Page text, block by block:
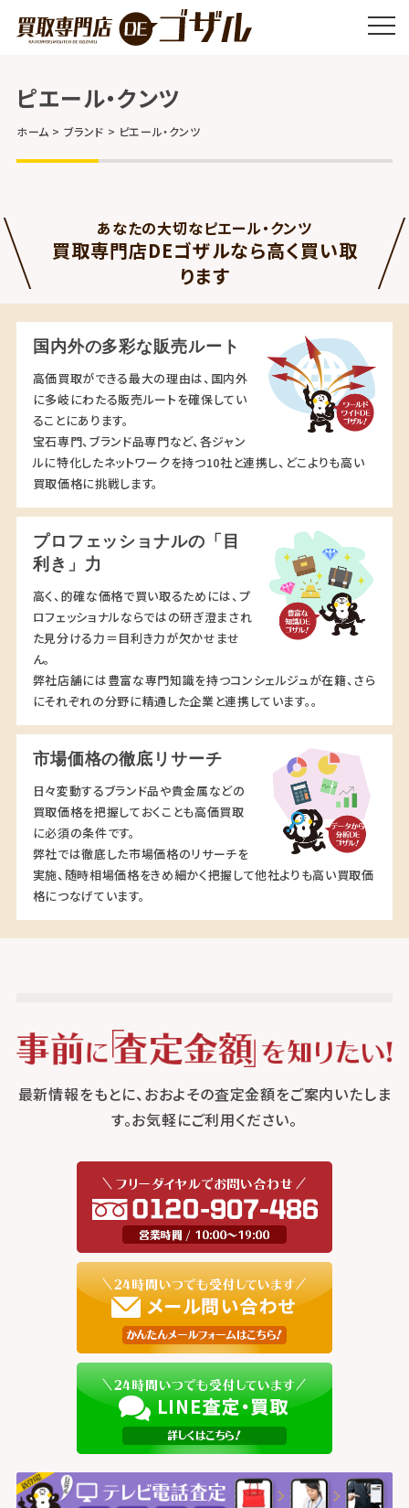
ピエール・クンツ
ホーム ブランド ピエール・クンツ
あなたの大切なピエール・クンツ
買取専門店DEゴザルなら高く買い取
ります
国内外の多彩な販売ルート
高価買取ができる最大の理由は、国内外
に多岐にわたる販売ルートを確保してい
ることにあります。
宝石専門、ブランド品専門など、各ジャン
ルに特化したネットワークを持つ10社と連携し、どこよりも高い
買取価格に挑戦します。
プロフェッショナルの「目
利き」力
高く、的確な価格で買い取るためには、プ
ロフェッショナルならではの研ぎ澄まされ
た見分ける力＝目利き力が欠かせませ
ん。
弊社店舗には豊富な専門知識を持つコンシェルジュが在籍、さら
にそれぞれの分野に精通した企業と連携しています。。
市場価格の徹底リサーチ
日々変動するブランド品や貴金属などの
買取価格を把握しておくことも高価買取
に必須の条件です。
弊社では徹底した市場価格のリサーチを
実施、随時相場価格をきめ細かく把握して他社よりも高い買取価
格につなげています。
最新情報をもとに、おおよその査定金額をご案内いたしま
す。お気軽にご利用ください。